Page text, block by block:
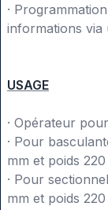
·
informations via
USAGE
· Opérateur
· Pour
mm et poids
· Pour
mm et poids